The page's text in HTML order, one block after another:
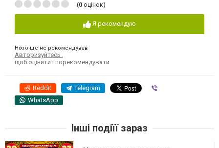
(0 оцінок)
Я рекомендую
Ніхто ще не рекомендував
Авторизуйтесь
щоб оцінити і порекомендувати
Reddit Telegram
WhatsApp
Інші подіїї зараз